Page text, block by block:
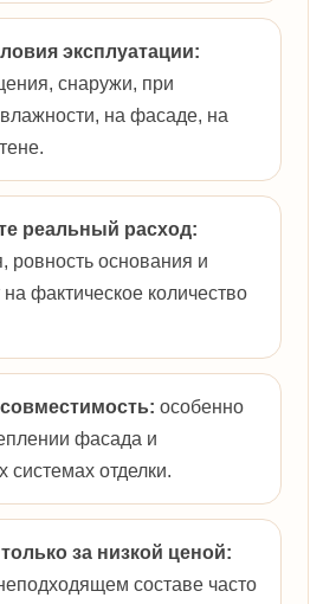
эксплуатации:
снаружи, при
на фасаде, на
реальный расход:
ровность основания и
фактическое количество
особенно
фасада и
системах отделки.
за низкой ценой:
составе часто